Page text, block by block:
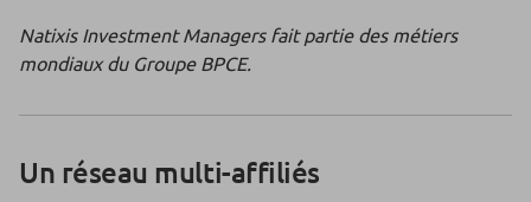
Natixis Investment Managers fait partie des métiers
mondiaux du Groupe BPCE.
Un réseau multi-affiliés